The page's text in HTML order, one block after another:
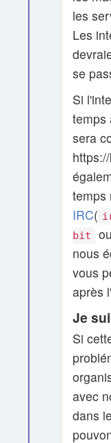
les
Les
se
Si
temps
sera
temps
IRC(
bit
nous
vous
après
Je
Si
avec
dans